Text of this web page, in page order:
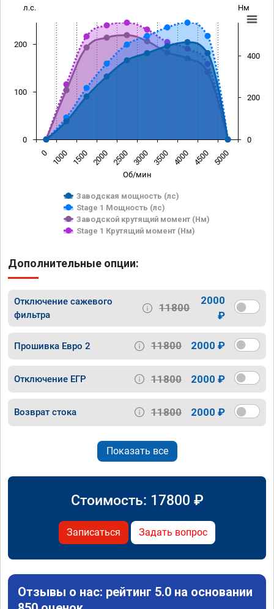
Об/мин
л.с. Нм
Заводская мощность (лс)
Stage 1 Мощность (лс)
Заводской крутящий момент (Нм)
Stage 1 Крутящий момент (Нм)
0 1000 1500 2000 2500 3000 3500 4000 4500 5000
0
100
200
0
200
400
Дополнительные опции:
Отключение сажевого
фильтра
11800
2000
₽
Прошивка Евро 2 11800 2000 ₽
Отключение ЕГР 11800 2000 ₽
Возврат стока 11800 2000 ₽
Показать все
Стоимость: 17800 ₽
Записаться Задать вопрос
Отзывы о нас: рейтинг 5.0 на основании